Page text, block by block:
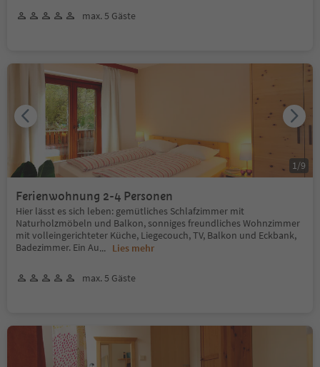
max. 5 Gäste
Ferienwohnung 2-4 Personen
Hier lässt es sich leben: gemütliches Schlafzimmer mit
Naturholzmöbeln und Balkon, sonniges freundliches Wohnzimmer
mit volleingerichteter Küche, Liegecouch, TV, Balkon und Eckbank,
Badezimmer. Ein Au... Lies mehr
max. 5 Gäste
1 /9